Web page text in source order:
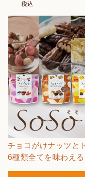
税込
チョコがけナッツと
6種類全てを味わえ